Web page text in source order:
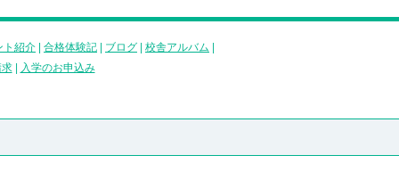
ト紹介 合格体験記 ブログ 校舎アルバム
|
入学のお申込み